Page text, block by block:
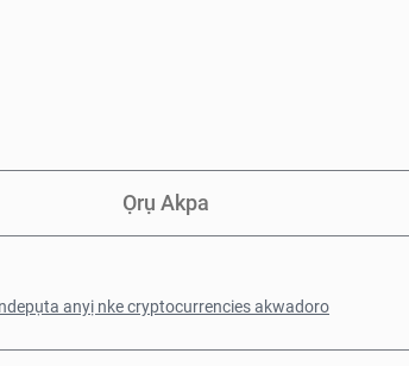
Ọrụ Akpa
anyị nke cryptocurrencies akwadoro